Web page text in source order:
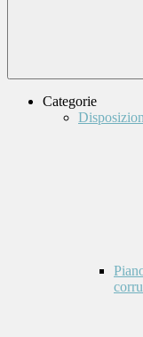
Categorie